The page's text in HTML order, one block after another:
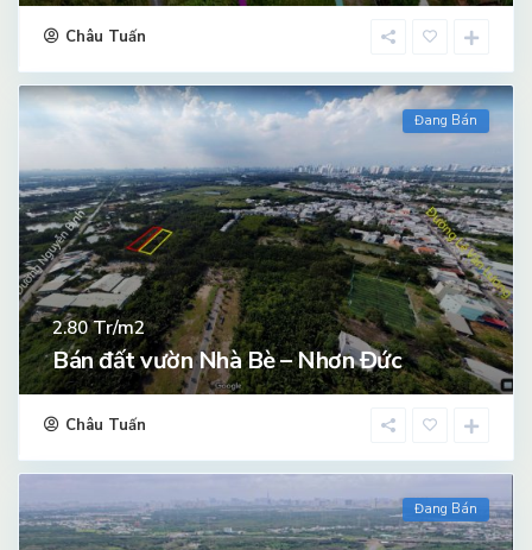
Châu Tuấn
Đang Bán
2.80Tr/m2
Bán đất vườn Nhà Bè – Nhơn Đức
Châu Tuấn
Đang Bán